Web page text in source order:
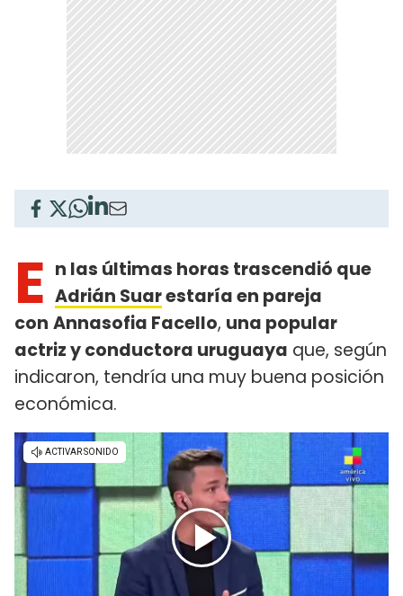
E n las últimas horas trascendió que
Adrián Suarestaría en pareja
con Annasofia Facello, una popular
actriz y conductora uruguaya que, según
indicaron, tendría una muy buena posición
económica.